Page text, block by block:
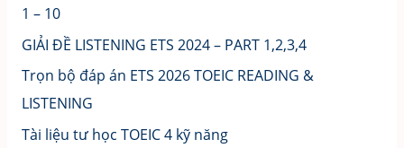
1 – 10
GIẢI ĐỀ LISTENING ETS 2024 – PART 1,2,3,4
Trọn bộ đáp án ETS 2026 TOEIC READING &
LISTENING
Tài liệu tư học TOEIC 4 kỹ năng